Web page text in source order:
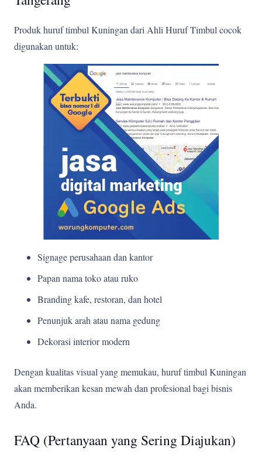
Produk huruf timbul Kuningan dari Ahli Huruf Timbul cocok
digunakan untuk:
Signage perusahaan dan kantor
Papan nama toko atau ruko
Branding kafe, restoran, dan hotel
Penunjuk arah atau nama gedung
Dekorasi interior modern
Dengan kualitas visual yang memukau, huruf timbul Kuningan
akan memberikan kesan mewah dan profesional bagi bisnis
Anda.
FAQ (Pertanyaan yang Sering Diajukan)